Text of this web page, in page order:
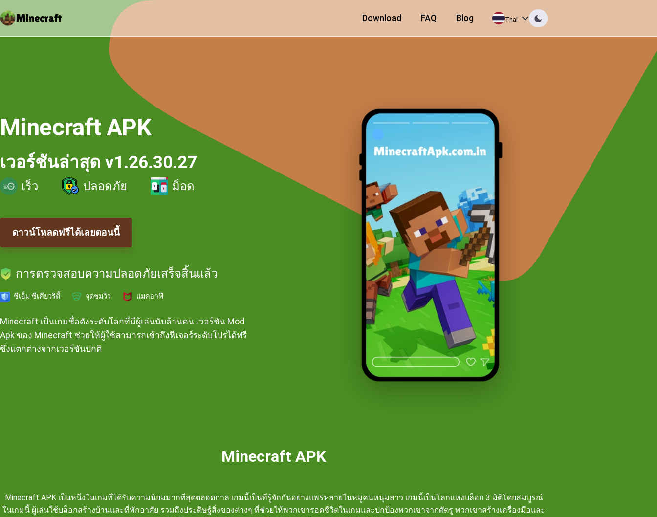
Download FAQ Blog Thai
Minecraft APK
เวอร์ชันล่าสุด v1.26.30.27
เร็ว ปลอดภัย ม็อด
ดาวน์โหลดฟรีได้เลยตอนนี้
การตรวจสอบความปลอดภัยเสร็จสิ้นแล้ว
ซีเอ็ม ซีเคียวริตี้ จุดชมวิว แมคอาฟี
Minecraft เป็นเกมชื่อดังระดับโลกที่มีผู้เล่นนับล้านคน เวอร์ชัน Mod
Apk ของ Minecraft ช่วยให้ผู้ใช้สามารถเข้าถึงฟีเจอร์ระดับโปรได้ฟรี
ซึ่งแตกต่างจากเวอร์ชันปกติ
Minecraft APK
Minecraft APK เป็นหนึ่งในเกมที่ได้รับความนิยมมากที่สุดตลอดกาล เกมนี้เป็นที่รู้จักกันอย่างแพร่หลายในหมู่คนหนุ่มสาว เกมนี้เป็นโลกแห่งบล็อก 3 มิติโดยสมบูรณ์
ในเกมนี้ ผู้เล่นใช้บล็อกสร้างบ้านและที่พักอาศัย รวมถึงประดิษฐ์สิ่งของต่างๆ ที่ช่วยให้พวกเขารอดชีวิตในเกมและปกป้องพวกเขาจากศัตรู พวกเขาสร้างเครื่องมือและ